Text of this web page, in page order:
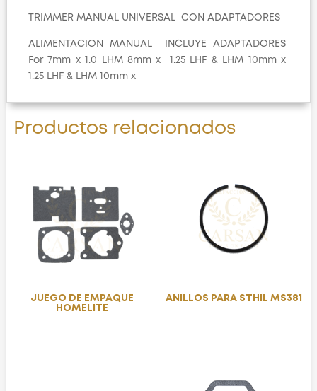
TRIMMER MANUAL UNIVERSAL CON ADAPTADORES
ALIMENTACION MANUAL INCLUYE ADAPTADORES
For 7mm x 1.0 LHM 8mm x 1.25 LHF & LHM 10mm x
1.25 LHF & LHM 10mm x
Productos relacionados
JUEGO DE EMPAQUE
HOMELITE
ANILLOS PARA STHIL MS381